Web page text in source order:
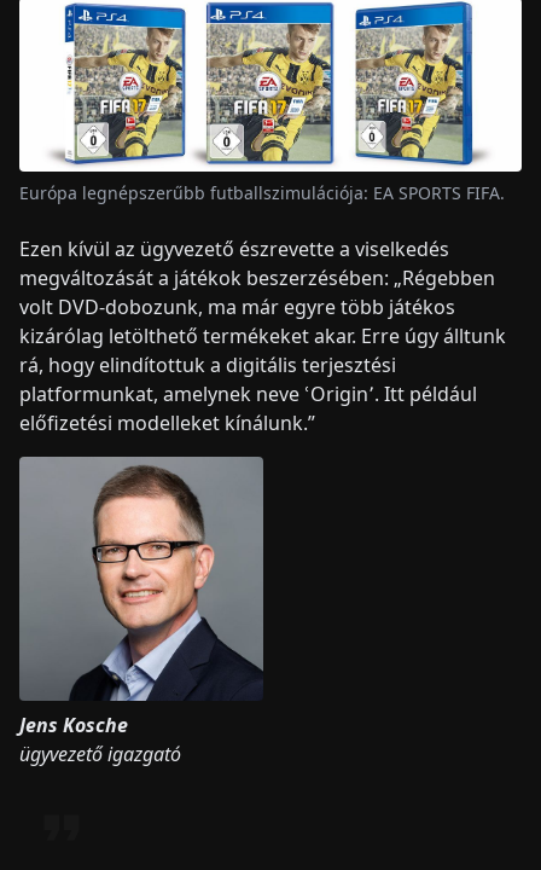
Európa legnépszerűbb futballszimulációja: EA SPORTS FIFA.
Ezen kívül az ügyvezető észrevette a viselkedés
megváltozását a játékok beszerzésében: „Régebben
volt DVD-dobozunk, ma már egyre több játékos
kizárólag letölthető termékeket akar. Erre úgy álltunk
rá, hogy elindítottuk a digitális terjesztési
platformunkat, amelynek neve ՙOrigin՚. Itt például
előfizetési modelleket kínálunk.”
Jens Kosche
ügyvezető igazgató